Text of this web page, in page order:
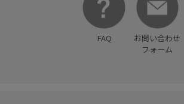
FAQ
お問い合わせ
フォーム